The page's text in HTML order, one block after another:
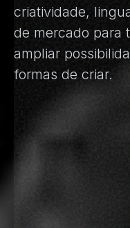
criatividade,
de mercado para
ampliar
formas de criar.​